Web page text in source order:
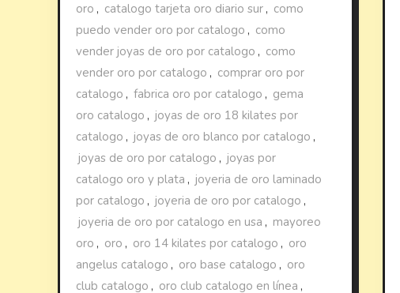
oro , catalogo tarjeta oro diario sur , como
puedo vender oro por catalogo , como
vender joyas de oro por catalogo , como
vender oro por catalogo , comprar oro por
catalogo , fabrica oro por catalogo , gema
oro catalogo , joyas de oro 18 kilates por
catalogo , joyas de oro blanco por catalogo ,
joyas de oro por catalogo , joyas por
catalogo oro y plata , joyeria de oro laminado
por catalogo , joyeria de oro por catalogo ,
joyeria de oro por catalogo en usa , mayoreo
oro , oro , oro 14 kilates por catalogo , oro
angelus catalogo , oro base catalogo , oro
club catalogo , oro club catalogo en línea ,